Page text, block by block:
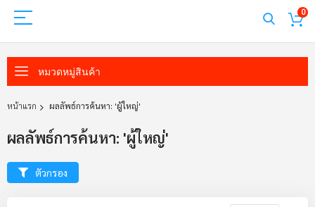
0
หมวดหมู่สินค้า
หน้าแรก ผลลัพธ์การค้นหา: 'ผู้ใหญ่'
ผลลัพธ์การค้นหา: 'ผู้ใหญ่'
ตัวกรอง